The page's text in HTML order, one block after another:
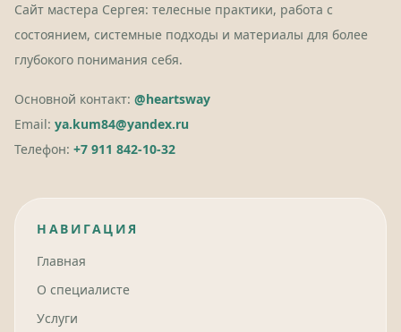
Сайт мастера Сергея: телесные практики, работа с
состоянием, системные подходы и материалы для более
глубокого понимания себя.
Основной контакт: @heartsway
Email: ya.kum84@yandex.ru
Телефон: +7 911 842-10-32
НАВИГАЦИЯ
Главная
О специалисте
Услуги